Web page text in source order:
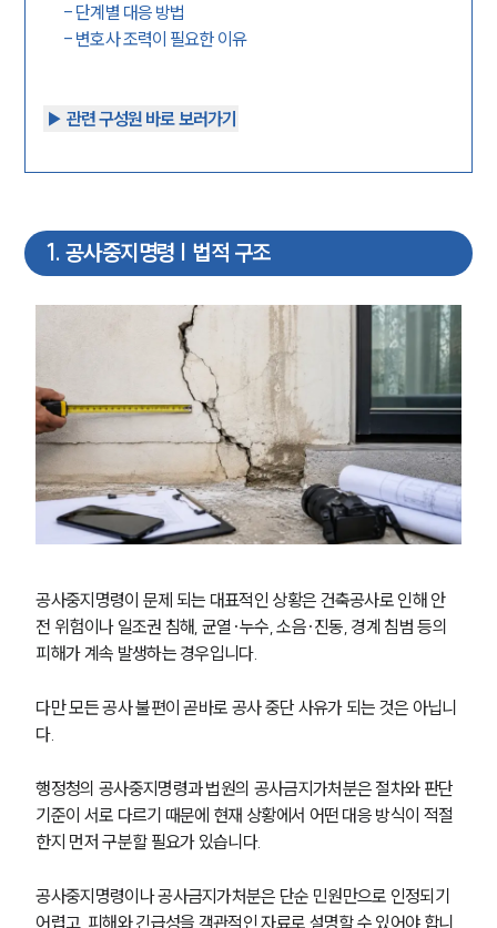
- 단계별 대응 방법
- 변호사 조력이 필요한 이유
▶︎ 관련 구성원 바로 보러가기
1 . 공사중지명령 | 법적 구조
공사중지명령이 문제 되는 대표적인 상황은 건축공사로 인해 안
전 위험이나 일조권 침해, 균열·누수, 소음·진동, 경계 침범 등의
피해가 계속 발생하는 경우입니다.
다만 모든 공사 불편이 곧바로 공사 중단 사유가 되는 것은 아닙니
다.
행정청의 공사중지명령과 법원의 공사금지가처분은 절차와 판단
기준이 서로 다르기 때문에 현재 상황에서 어떤 대응 방식이 적절
한지 먼저 구분할 필요가 있습니다.
공사중지명령이나 공사금지가처분은 단순 민원만으로 인정되기
어렵고, 피해와 긴급성을 객관적인 자료로 설명할 수 있어야 합니